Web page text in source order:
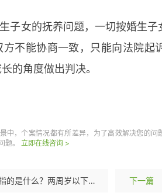
子女的抚养问题，一切按婚生
不能协商一致，只能向法院起
的角度做出判决。
中，个案情况都有所差异，为了高效解决您的
题。 立即在线咨询 >
子女抚养权指的是什么？两周岁以下子女可以判给母亲吗？ 下一篇